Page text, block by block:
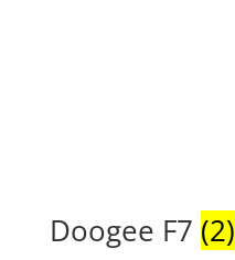
Doogee F7 (2)